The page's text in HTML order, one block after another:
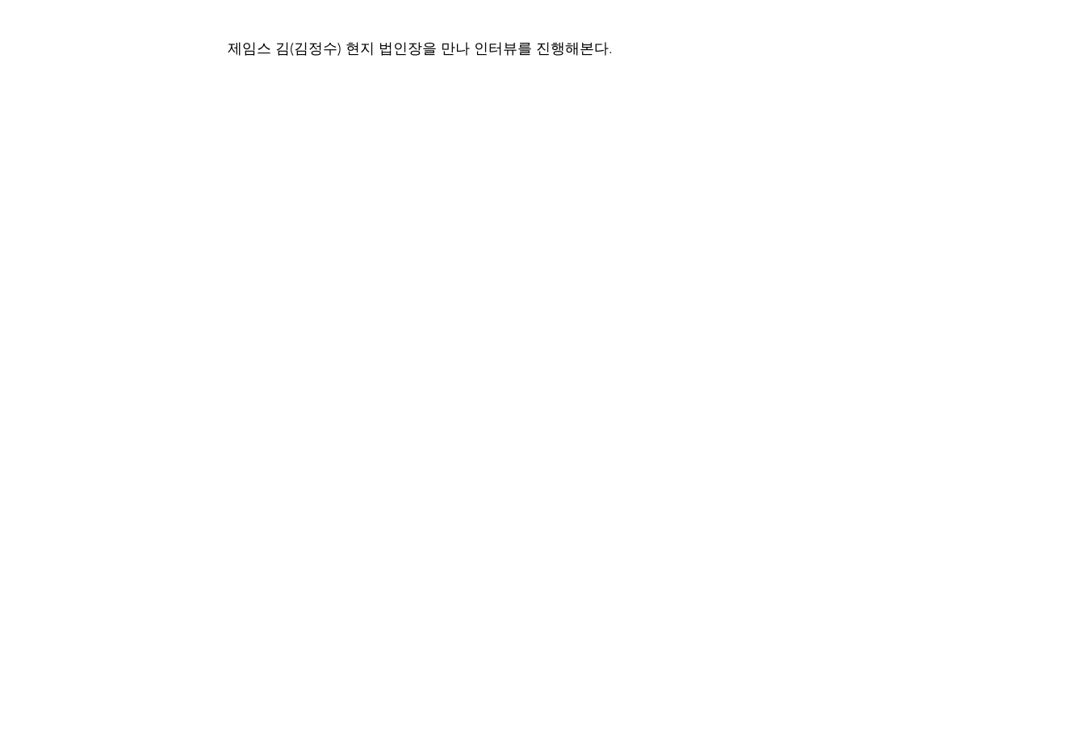
제임스 김(김정수) 현지 법인장을 만나 인터뷰를 진행해본다.